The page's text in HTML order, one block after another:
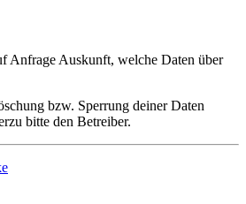
Anfrage Auskunft, welche Daten über
bzw. Sperrung deiner Daten
bitte den Betreiber.